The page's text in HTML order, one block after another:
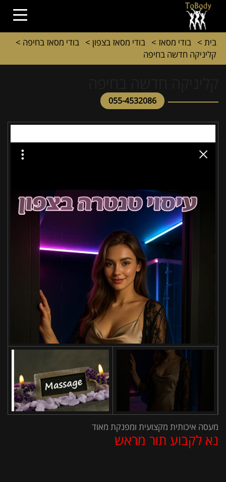
בית > בודי מסאז > בודי מסאז בצפון > בודי מסאז בחיפה >
קליניקה חדשה בחיפה
055-4532086
מעסה איכותית מקצועית ומפנקת מאוד
נא לקבוע תור מראש